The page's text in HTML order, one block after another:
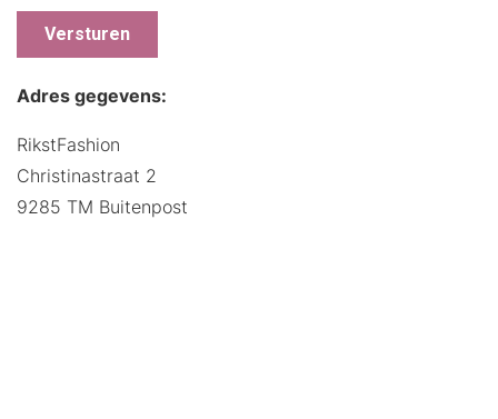
Adres gegevens:
RikstFashion
Christinastraat 2
9285 TM Buitenpost